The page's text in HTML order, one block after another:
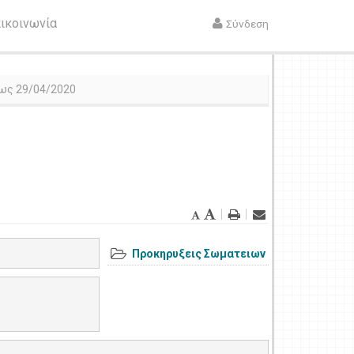
Σύνδεση
29/04/2020
Προκηρυξεις Σωματειων